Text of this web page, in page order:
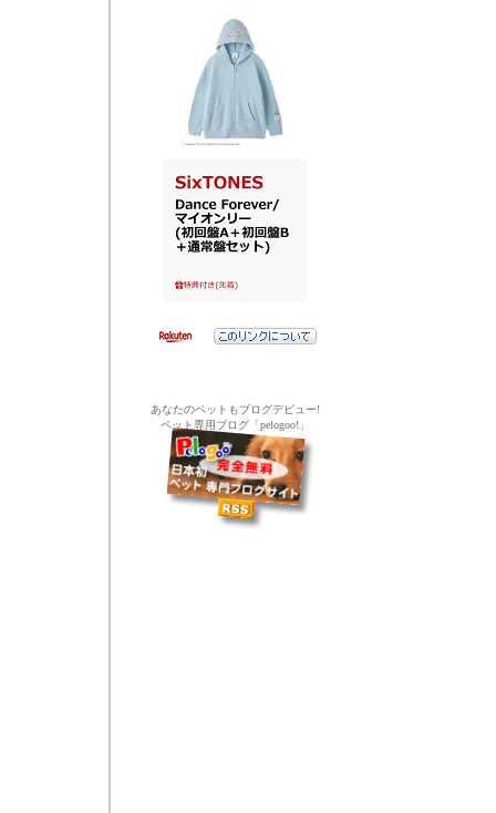
あなたのペットもブログデビュー!
ペット専用ブログ「pelogoo!」